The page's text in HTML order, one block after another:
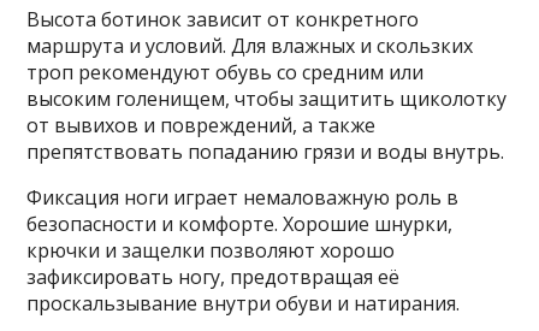
Высота ботинок зависит от конкретного
маршрута и условий. Для влажных и скользких
троп рекомендуют обувь со средним или
высоким голенищем, чтобы защитить щиколотку
от вывихов и повреждений, а также
препятствовать попаданию грязи и воды внутрь.
Фиксация ноги играет немаловажную роль в
безопасности и комфорте. Хорошие шнурки,
крючки и защелки позволяют хорошо
зафиксировать ногу, предотвращая её
проскальзывание внутри обуви и натирания.